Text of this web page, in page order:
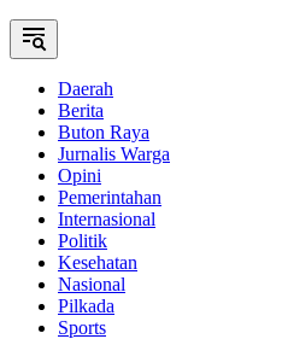
Daerah
Berita
Buton Raya
Jurnalis Warga
Opini
Pemerintahan
Internasional
Politik
Kesehatan
Nasional
Pilkada
Sports